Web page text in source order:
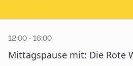
12:00 - 16:00
Mittagspause mit: Die Rote